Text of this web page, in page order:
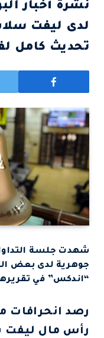
نشرة أخبار
لدى ليفت
تحديث كامل
شهدت جلسة التداول
جوهرية لدى بعض
“اندكس” في تقريرها
رصد انحرافات
رأس مال ليفت